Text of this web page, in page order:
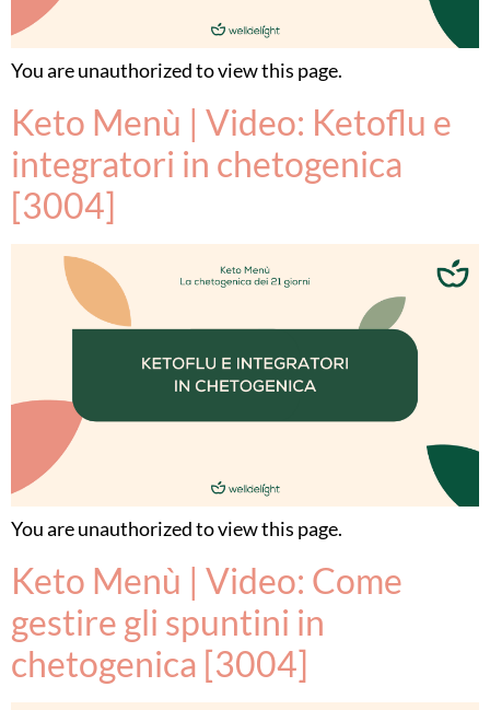
You are unauthorized to view this page.
Keto Menù | Video: Ketoflu e
integratori in chetogenica
[3004]
You are unauthorized to view this page.
Keto Menù | Video: Come
gestire gli spuntini in
chetogenica [3004]